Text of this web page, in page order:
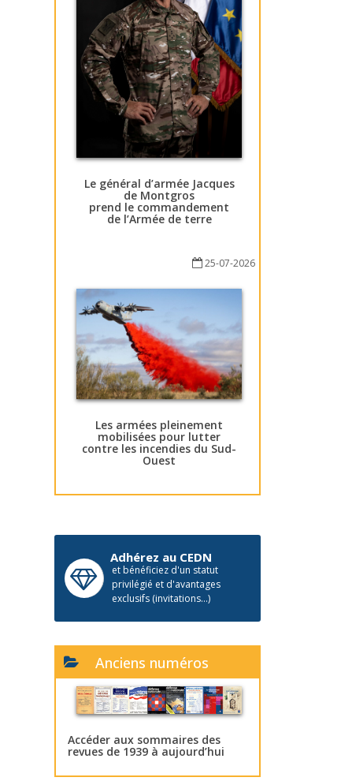
Le général d’armée Jacques
de Montgros
prend le commandement
de l’Armée de terre
25-07-2026
Les armées pleinement
mobilisées pour lutter
contre les incendies du Sud-
Ouest
Adhérez au CEDN
et bénéficiez d'un statut
privilégié et d'avantages
exclusifs (invitations...)
Anciens numéros
Accéder aux sommaires des
revues de 1939 à aujourd’hui